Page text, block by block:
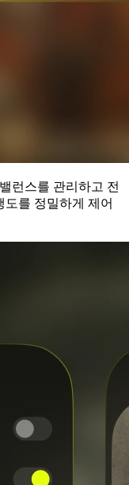
런스를 관리하고 전
를 정밀하게 제어